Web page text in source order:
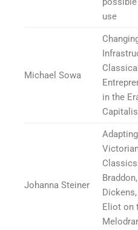
use
Michael Sowa
in the
Johanna Steiner
Adapting
Dickens,
Eliot on